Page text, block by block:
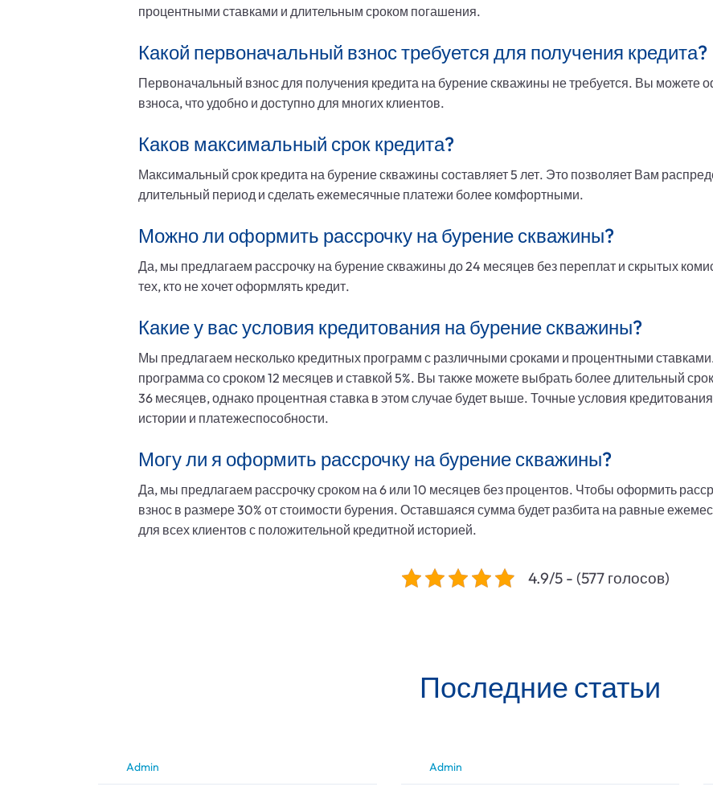
процентными ставками и длительным сроком погашения.
Какой первоначальный взнос требуется для получения кредита?
Первоначальный взнос для получения кредита на бурение скважины не требуется. Вы можете
взноса, что удобно и доступно для многих клиентов.
Каков максимальный срок кредита?
Максимальный срок кредита на бурение скважины составляет 5 лет. Это позволяет Вам
длительный период и сделать ежемесячные платежи более комфортными.
Можно ли оформить рассрочку на бурение скважины?
Да, мы предлагаем рассрочку на бурение скважины до 24 месяцев без переплат и скрытых
тех, кто не хочет оформлять кредит.
Какие у вас условия кредитования на бурение скважины?
Мы предлагаем несколько кредитных программ с различными сроками и процентными
программа со сроком 12 месяцев и ставкой 5%. Вы также можете выбрать более длительный
36 месяцев, однако процентная ставка в этом случае будет выше. Точные условия
истории и платежеспособности.
Могу ли я оформить рассрочку на бурение скважины?
Да, мы предлагаем рассрочку сроком на 6 или 10 месяцев без процентов. Чтобы оформить
взнос в размере 30% от стоимости бурения. Оставшаяся сумма будет разбита на равные
для всех клиентов с положительной кредитной историей.
4.9/5 - (577 голосов)
Последние статьи
Admin Admin